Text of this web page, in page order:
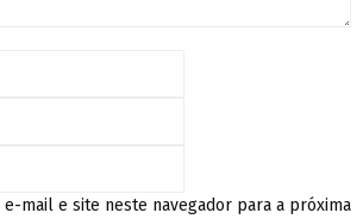
e-mail e site neste navegador para a próxima